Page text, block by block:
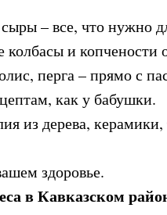
– все, что нужно
и копчености
перга – прямо с
как у бабушки.
из дерева,
здоровье.
в Кавказском